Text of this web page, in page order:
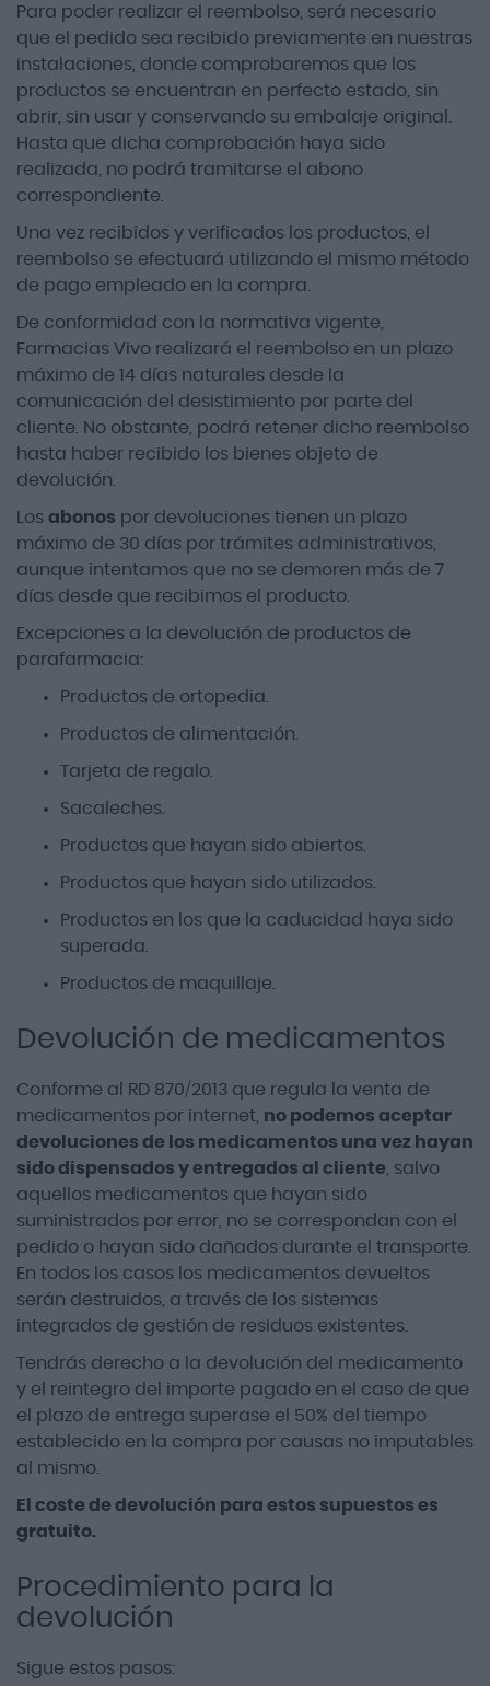
Para poder realizar el reembolso, será necesario
que el pedido sea recibido previamente en nuestras
instalaciones, donde comprobaremos que los
productos se encuentran en perfecto estado, sin
abrir, sin usar y conservando su embalaje original.
Hasta que dicha comprobación haya sido
realizada, no podrá tramitarse el abono
correspondiente.
Una vez recibidos y verificados los productos, el
reembolso se efectuará utilizando el mismo método
de pago empleado en la compra.
De conformidad con la normativa vigente,
Farmacias Vivo realizará el reembolso en un plazo
máximo de 14 días naturales desde la
comunicación del desistimiento por parte del
cliente. No obstante, podrá retener dicho reembolso
hasta haber recibido los bienes objeto de
devolución.
Los abonos por devoluciones tienen un plazo
máximo de 30 días por trámites administrativos,
aunque intentamos que no se demoren más de 7
días desde que recibimos el producto.
Excepciones a la devolución de productos de
parafarmacia:
Productos de ortopedia.
Productos de alimentación.
Tarjeta de regalo.
Sacaleches.
Productos que hayan sido abiertos.
Productos que hayan sido utilizados.
Productos en los que la caducidad haya sido
superada.
Productos de maquillaje.
Devolución de medicamentos
Conforme al RD 870/2013 que regula la venta de
medicamentos por internet, no podemos aceptar
devoluciones de los medicamentos una vez hayan
sido dispensados y entregados al cliente, salvo
aquellos medicamentos que hayan sido
suministrados por error, no se correspondan con el
pedido o hayan sido dañados durante el transporte.
En todos los casos los medicamentos devueltos
serán destruidos, a través de los sistemas
integrados de gestión de residuos existentes.
Tendrás derecho a la devolución del medicamento
y el reintegro del importe pagado en el caso de que
el plazo de entrega superase el 50% del tiempo
establecido en la compra por causas no imputables
al mismo.
El coste de devolución para estos supuestos es
gratuito.
Procedimiento para la
devolución
Sigue estos pasos: